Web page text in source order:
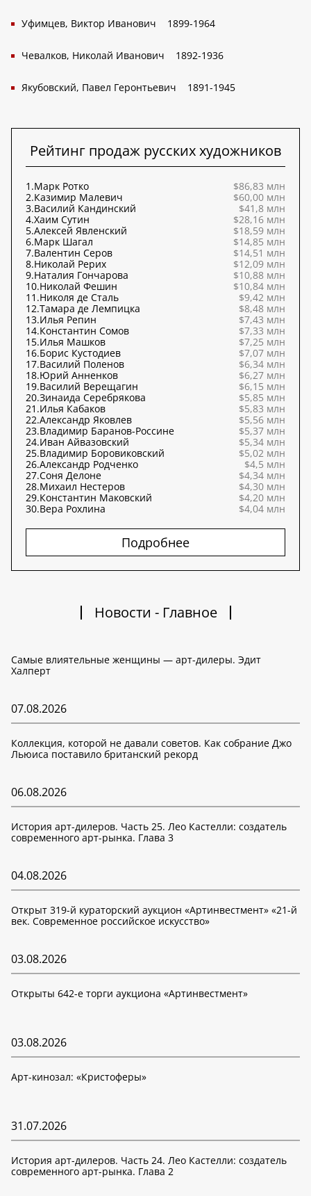
Уфимцев, Виктор Иванович 1899-1964
Чевалков, Николай Иванович 1892-1936
Якубовский, Павел Геронтьевич 1891-1945
Рейтинг продаж русских художников
1.Марк Ротко
$86,83 млн
2.Казимир Малевич
$60,00 млн
3.Василий Кандинский
$41,8 млн
4.Хаим Сутин
$28,16 млн
5.Алексей Явленский
$18,59 млн
6.Марк Шагал
$14,85 млн
7.Валентин Серов
$14,51 млн
8.Николай Рерих
$12,09 млн
9.Наталия Гончарова
$10,88 млн
10.Николай Фешин
$10,84 млн
11.Николя де Сталь
$9,42 млн
12.Тамара де Лемпицка
$8,48 млн
13.Илья Репин
$7,43 млн
14.Константин Сомов
$7,33 млн
15.Илья Машков
$7,25 млн
16.Борис Кустодиев
$7,07 млн
17.Василий Поленов
$6,34 млн
18.Юрий Анненков
$6,27 млн
19.Василий Верещагин
$6,15 млн
20.Зинаида Серебрякова
$5,85 млн
21.Илья Кабаков
$5,83 млн
22.Александр Яковлев
$5,56 млн
23.Владимир Баранов-Россине
$5,37 млн
24.Иван Айвазовский
$5,34 млн
25.Владимир Боровиковский
$5,02 млн
26.Александр Родченко
$4,5 млн
27.Соня Делоне
$4,34 млн
28.Михаил Нестеров
$4,30 млн
29.Константин Маковский
$4,20 млн
30.Вера Рохлина $4,04 млн
Подробнее
Новости - Главное
Самые влиятельные женщины — арт-дилеры. Эдит
Халперт
07.08.2026
Коллекция, которой не давали советов. Как собрание Джо
Льюиса поставило британский рекорд
06.08.2026
История арт-дилеров. Часть 25. Лео Кастелли: создатель
современного арт-рынка. Глава 3
04.08.2026
Открыт 319-й кураторский аукцион «Артинвестмент» «21-й
век. Современное российское искусство»
03.08.2026
Открыты 642-е торги аукциона «Артинвестмент»
03.08.2026
Арт-кинозал: «Кристоферы»
31.07.2026
История арт-дилеров. Часть 24. Лео Кастелли: создатель
современного арт-рынка. Глава 2